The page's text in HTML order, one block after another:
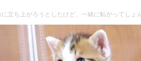
に立ち上がろうとしたけど、一緒に転がってし